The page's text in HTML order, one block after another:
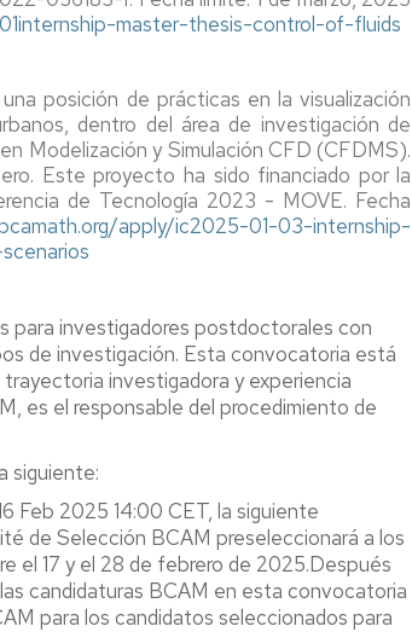
master-thesis-control-of-fluids
posición de prácticas en la visualización
dentro del área de investigación de
Modelización y Simulación CFD (CFDMS).
Este proyecto ha sido financiado por la
de Tecnología 2023 - MOVE. Fecha
apply/ic2025-01-03-internship-
para investigadores postdoctorales con
de investigación. Esta convocatoria está
investigadora y experiencia
es el responsable del procedimiento de
siguiente:
Feb 2025 14:00 CET, la siguiente
de Selección BCAM preseleccionará a los
el 17 y el 28 de febrero de 2025.Después
candidaturas BCAM en esta convocatoria
para los candidatos seleccionados para